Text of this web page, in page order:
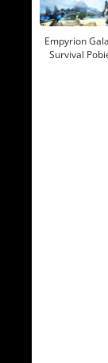
Empyrion
Survival